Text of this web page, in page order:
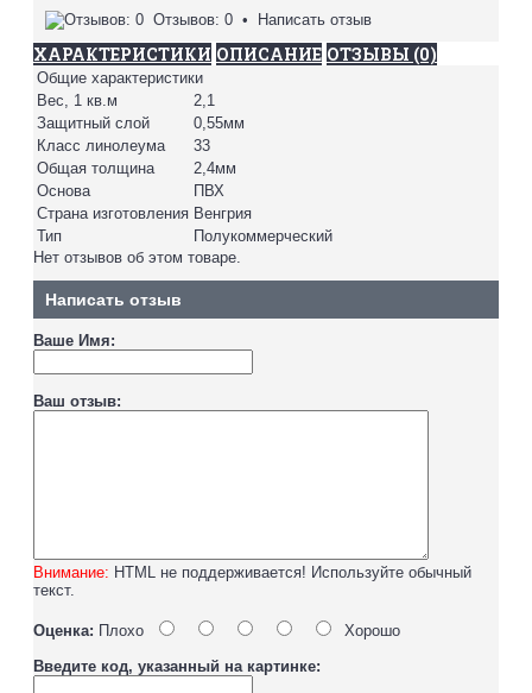
Отзывов: 0 • Написать отзыв
ХАРАКТЕРИСТИКИ ОПИСАНИЕ ОТЗЫВЫ (0)
Общие характеристики
Вес, 1 кв.м
2,1
Защитный слой
0,55мм
Класс линолеума
33
Общая толщина
2,4мм
Основа
ПВХ
Страна изготовления Венгрия
Тип
Полукоммерческий
Нет отзывов об этом товаре.
Написать отзыв
Ваше Имя:
Ваш отзыв:
Внимание: HTML не поддерживается! Используйте обычный
текст.
Оценка: Плохо
Хорошо
Введите код, указанный на картинке: